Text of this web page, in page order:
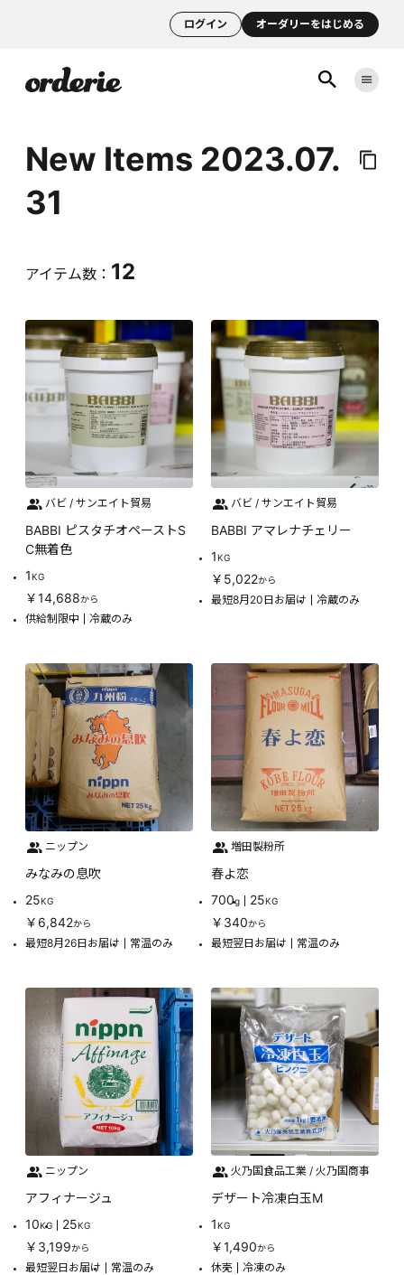
ログイン オーダリーをはじめる
New Items 2023.07.
31
アイテム数： 12
バビ / サンエイト貿易
BABBI ピスタチオペーストS
C無着色
1KG
￥14,688から
供給制限中 冷蔵のみ
バビ / サンエイト貿易
BABBI アマレナチェリー
1KG
￥5,022から
最短8月20日お届け 冷蔵のみ
ニップン
みなみの息吹
25KG
￥6,842から
最短8月26日お届け 常温のみ
増田製粉所
春よ恋
700g 25KG
￥340から
最短翌日お届け 常温のみ
ニップン
アフィナージュ
10KG 25KG
￥3,199から
最短翌日お届け 常温のみ
火乃国食品工業 / 火乃国商事
デザート冷凍白玉M
1KG
￥1,490から
休売 冷凍のみ